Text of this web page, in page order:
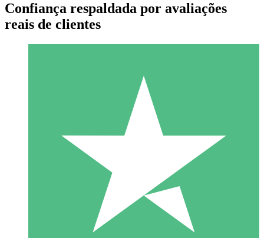
Pacotes de Créditos Individuais
Pague conforme o uso com créditos de download. Sem
1000
Confiança respaldada por avaliações
reais de clientes